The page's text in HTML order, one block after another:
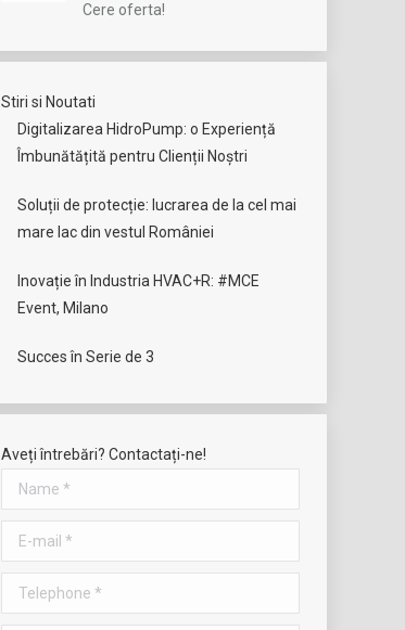
Cere oferta!
Stiri si Noutati
Digitalizarea HidroPump: o Experiență
Îmbunătățită pentru Clienții Noștri
Soluții de protecție: lucrarea de la cel mai
mare lac din vestul României
Inovație în Industria HVAC+R: #MCE
Event, Milano
Succes în Serie de 3
Aveți întrebări? Contactați-ne!
Name *
E-mail *
Telephone *